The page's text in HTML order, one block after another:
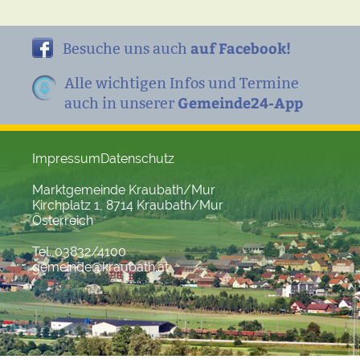
Besuche uns auch auf Facebook!
Alle wichtigen Infos und Termine
auch in unserer Gemeinde24-App
ImpressumDatenschutz
Marktgemeinde Kraubath/Mur
Kirchplatz 1, 8714 Kraubath/Mur
Österreich
Tel. 03832/4100
gemeinde@kraubath.at